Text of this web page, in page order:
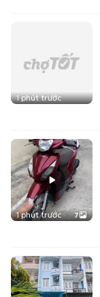
1 phút trước
1 phút trước 7